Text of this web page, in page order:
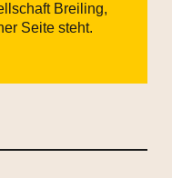
Breiling,
Seite steht.